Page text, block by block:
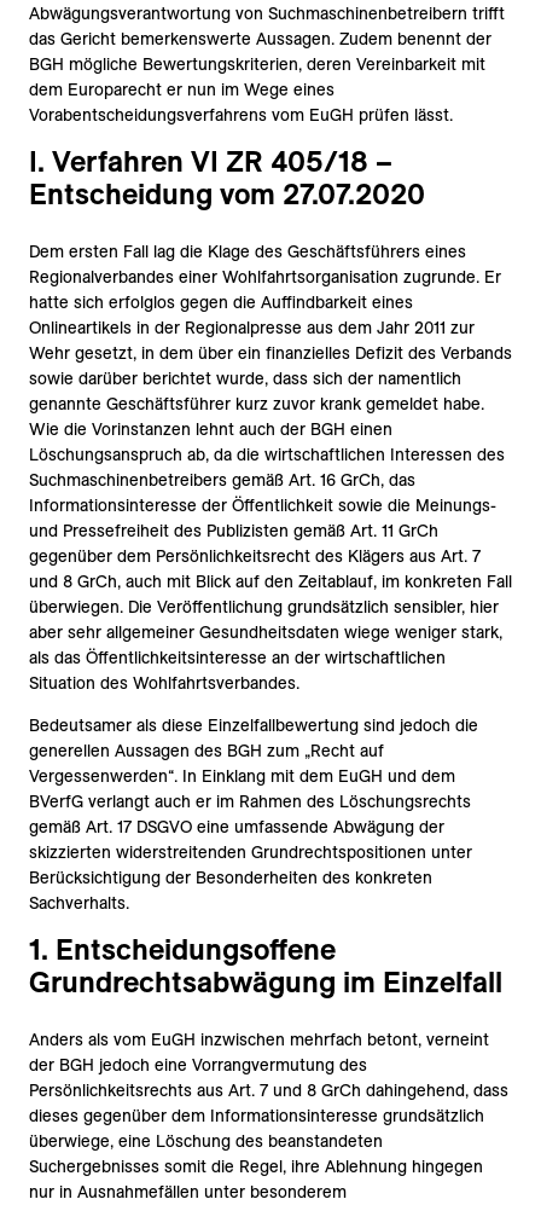
Abwägungsverantwortung von Suchmaschinenbetreibern trifft
das Gericht bemerkenswerte Aussagen. Zudem benennt der
BGH mögliche Bewertungskriterien, deren Vereinbarkeit mit
dem Europarecht er nun im Wege eines
Vorabentscheidungsverfahrens vom EuGH prüfen lässt.
I. Verfahren VI ZR 405/18 –
Entscheidung vom 27.07.2020
Dem ersten Fall lag die Klage des Geschäftsführers eines
Regionalverbandes einer Wohlfahrtsorganisation zugrunde. Er
hatte sich erfolglos gegen die Auffindbarkeit eines
Onlineartikels in der Regionalpresse aus dem Jahr 2011 zur
Wehr gesetzt, in dem über ein finanzielles Defizit des Verbands
sowie darüber berichtet wurde, dass sich der namentlich
genannte Geschäftsführer kurz zuvor krank gemeldet habe.
Wie die Vorinstanzen lehnt auch der BGH einen
Löschungsanspruch ab, da die wirtschaftlichen Interessen des
Suchmaschinenbetreibers gemäß Art. 16 GrCh, das
Informationsinteresse der Öffentlichkeit sowie die Meinungs-
und Pressefreiheit des Publizisten gemäß Art. 11 GrCh
gegenüber dem Persönlichkeitsrecht des Klägers aus Art. 7
und 8 GrCh, auch mit Blick auf den Zeitablauf, im konkreten Fall
überwiegen. Die Veröffentlichung grundsätzlich sensibler, hier
aber sehr allgemeiner Gesundheitsdaten wiege weniger stark,
als das Öffentlichkeitsinteresse an der wirtschaftlichen
Situation des Wohlfahrtsverbandes.
Bedeutsamer als diese Einzelfallbewertung sind jedoch die
generellen Aussagen des BGH zum „Recht auf
Vergessenwerden“. In Einklang mit dem EuGH und dem
BVerfG verlangt auch er im Rahmen des Löschungsrechts
gemäß Art. 17 DSGVO eine umfassende Abwägung der
skizzierten widerstreitenden Grundrechtspositionen unter
Berücksichtigung der Besonderheiten des konkreten
Sachverhalts.
1. Entscheidungsoffene
Grundrechtsabwägung im Einzelfall
Anders als vom EuGH inzwischen mehrfach betont, verneint
der BGH jedoch eine Vorrangvermutung des
Persönlichkeitsrechts aus Art. 7 und 8 GrCh dahingehend, dass
dieses gegenüber dem Informationsinteresse grundsätzlich
überwiege, eine Löschung des beanstandeten
Suchergebnisses somit die Regel, ihre Ablehnung hingegen
nur in Ausnahmefällen unter besonderem